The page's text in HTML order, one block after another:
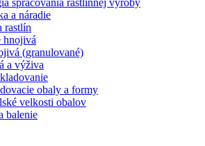
spracovania rastlinnej výroby
a náradie
rastlín
hnojivá
(granulované)
a výživa
obaly a formy
velkosti obalov
balenie